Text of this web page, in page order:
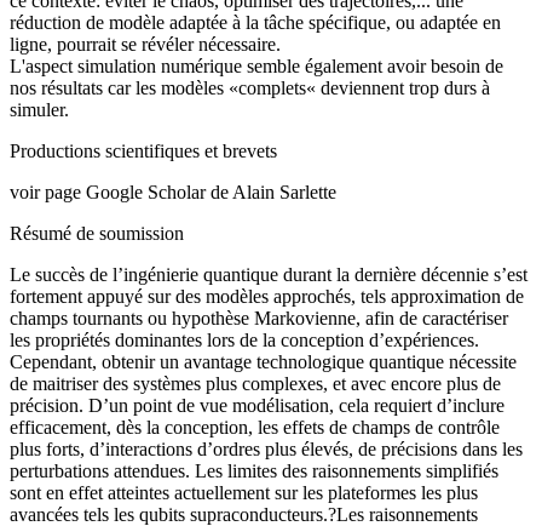
réduction de modèle adaptée à la tâche spécifique, ou adaptée en
ligne, pourrait se révéler nécessaire.
L'aspect simulation numérique semble également avoir besoin de
nos résultats car les modèles «complets« deviennent trop durs à
simuler.
Productions scientifiques et brevets
voir page Google Scholar de Alain Sarlette
Résumé de soumission
Le succès de l’ingénierie quantique durant la dernière décennie s’est
fortement appuyé sur des modèles approchés, tels approximation de
champs tournants ou hypothèse Markovienne, afin de caractériser
les propriétés dominantes lors de la conception d’expériences.
Cependant, obtenir un avantage technologique quantique nécessite
de maitriser des systèmes plus complexes, et avec encore plus de
précision. D’un point de vue modélisation, cela requiert d’inclure
efficacement, dès la conception, les effets de champs de contrôle
plus forts, d’interactions d’ordres plus élevés, de précisions dans les
perturbations attendues. Les limites des raisonnements simplifiés
sont en effet atteintes actuellement sur les plateformes les plus
avancées tels les qubits supraconducteurs.?Les raisonnements